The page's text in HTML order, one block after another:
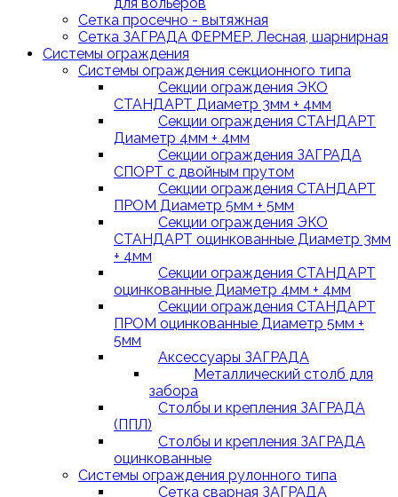
Сетка просечно - вытяжная
Сетка ЗАГРАДА ФЕРМЕР. Лесная, шарнирная
Системы ограждения
Системы ограждения секционного типа
Секции ограждения ЭКО
СТАНДАРТ Диаметр 3мм + 4мм
Секции ограждения СТАНДАРТ
Диаметр 4мм + 4мм
Секции ограждения ЗАГРАДА
СПОРТ с двойным прутом
Секции ограждения СТАНДАРТ
ПРОМ Диаметр 5мм + 5мм
Секции ограждения ЭКО
СТАНДАРТ оцинкованные Диаметр 3мм
+ 4мм
Секции ограждения СТАНДАРТ
оцинкованные Диаметр 4мм + 4мм
Секции ограждения СТАНДАРТ
ПРОМ оцинкованные Диаметр 5мм +
5мм
Аксессуары ЗАГРАДА
Металлический столб для
забора
Столбы и крепления ЗАГРАДА
(ППЛ)
Столбы и крепления ЗАГРАДА
оцинкованные
Системы ограждения рулонного типа
Сетка сварная ЗАГРАДА